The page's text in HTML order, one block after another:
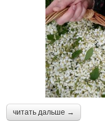
читать дальше →